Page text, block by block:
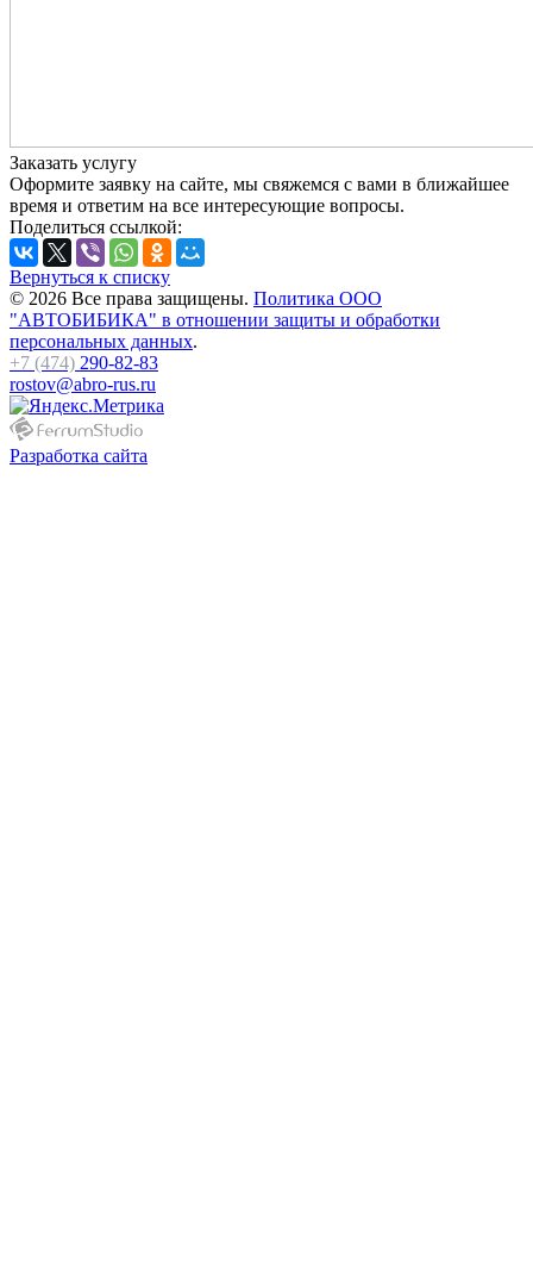
Заказать услугу
Оформите заявку на сайте, мы свяжемся с вами в ближайшее
время и ответим на все интересующие вопросы.
Поделиться ссылкой:
Вернуться к списку
© 2026 Все права защищены. Политика ООО
"АВТОБИБИКА" в отношении защиты и обработки
персональных данных.
+7 (474) 290-82-83
rostov@abro-rus.ru
Разработка сайта